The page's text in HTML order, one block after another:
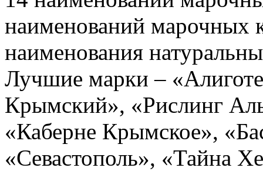
наименований марочных
наименования
Лучшие марки –
Крымский», «Рислинг
«Каберне Крымское»,
«Севастополь», «Тайна